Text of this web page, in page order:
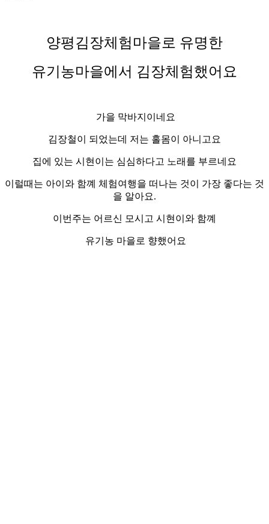
양평김장체험마을로 유명한
유기농마을에서 김장체험했어요
가을 막바지이네요
김장철이 되었는데 저는 홀몸이 아니고요
집에 있는 시현이는 심심하다고 노래를 부르네요
이럴때는 아이와 함꼐 체험여행을 떠나는 것이 가장 좋다는 것
을 알아요.
이번주는 어르신 모시고 시현이와 함꼐
유기농 마을로 향했어요